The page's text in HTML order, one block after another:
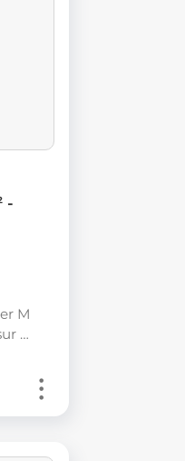
-
M
…